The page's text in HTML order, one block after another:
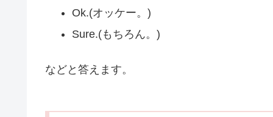
Ok.(オッケー。)
Sure.(もちろん。)
などと答えます。